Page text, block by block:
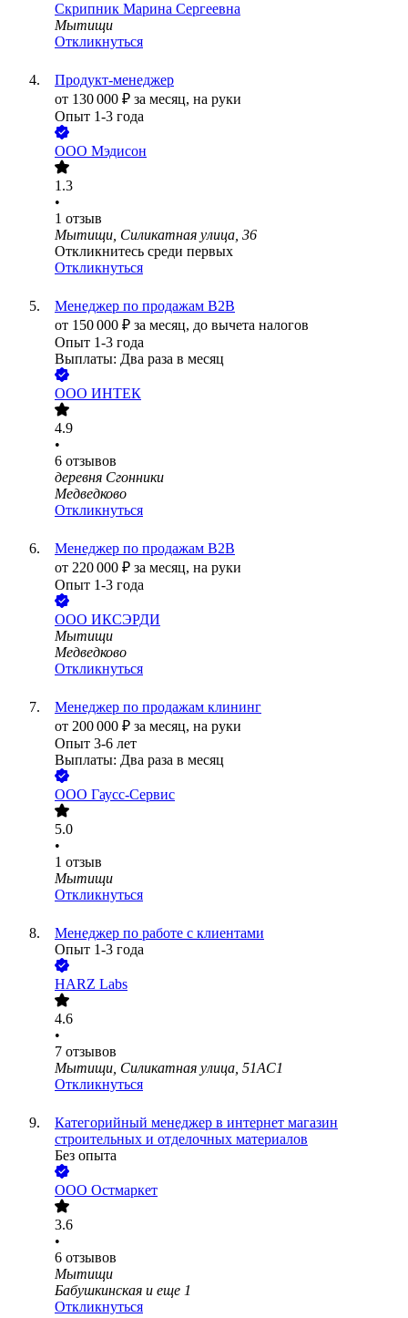
Скрипник Марина Сергеевна
Мытищи
Откликнуться
Продукт-менеджер
от 130 000 ₽ за месяц, на руки
Опыт 1-3 года
ООО Мэдисон
1.3
•
1 отзыв
Мытищи, Силикатная улица, 36
Откликнитесь среди первых
Откликнуться
Менеджер по продажам B2B
от 150 000 ₽ за месяц, до вычета налогов
Опыт 1-3 года
Выплаты: Два раза в месяц
ООО ИНТЕК
4.9
•
6 отзывов
деревня Сгонники
Медведково
Откликнуться
Менеджер по продажам B2B
от 220 000 ₽ за месяц, на руки
Опыт 1-3 года
ООО ИКСЭРДИ
Мытищи
Медведково
Откликнуться
Менеджер по продажам клининг
от 200 000 ₽ за месяц, на руки
Опыт 3-6 лет
Выплаты: Два раза в месяц
ООО Гаусс-Сервис
5.0
•
1 отзыв
Мытищи
Откликнуться
Менеджер по работе с клиентами
Опыт 1-3 года
HARZ Labs
4.6
•
7 отзывов
Мытищи, Силикатная улица, 51АС1
Откликнуться
Категорийный менеджер в интернет магазин
строительных и отделочных материалов
Без опыта
ООО Остмаркет
3.6
•
6 отзывов
Мытищи
Бабушкинская и еще 1
Откликнуться